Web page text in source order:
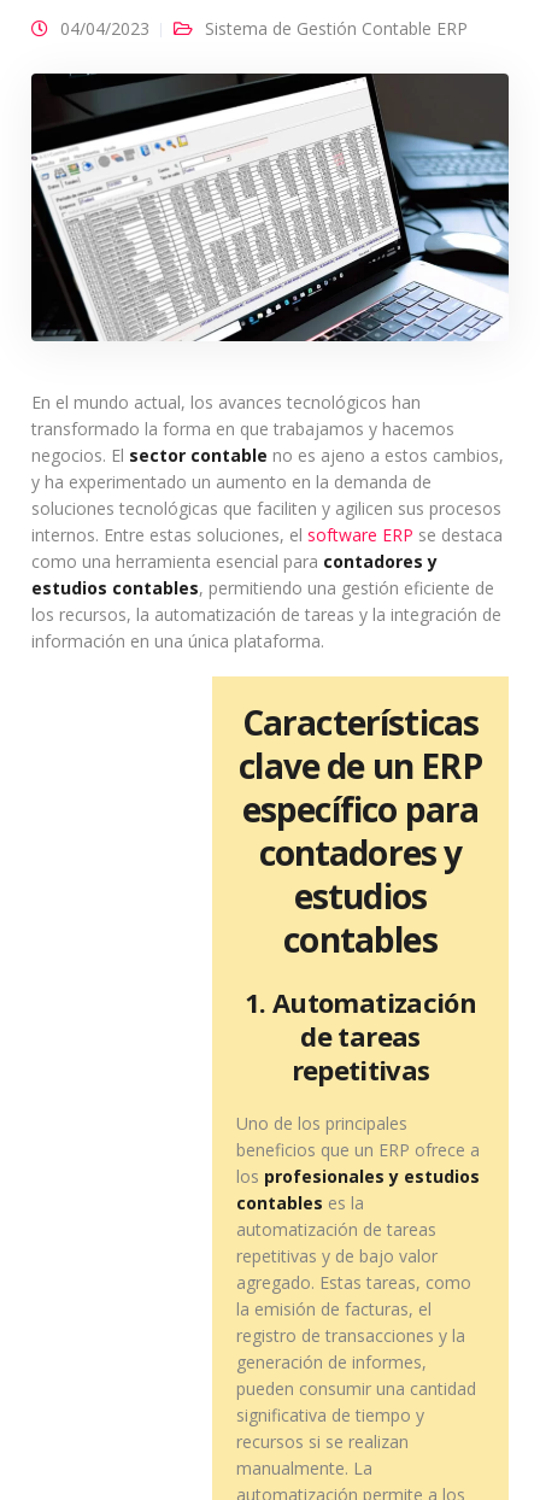
04/04/2023 Sistema de Gestión Contable ERP
En el mundo actual, los avances tecnológicos han
transformado la forma en que trabajamos y hacemos
negocios. El sector contable no es ajeno a estos cambios,
y ha experimentado un aumento en la demanda de
soluciones tecnológicas que faciliten y agilicen sus procesos
internos. Entre estas soluciones, elsoftware ERP se destaca
como una herramienta esencial para contadores y
estudios contables, permitiendo una gestión eficiente de
los recursos, la automatización de tareas y la integración de
información en una única plataforma.
Características
clave de un ERP
específico para
contadores y
estudios
contables
1. Automatización
de tareas
repetitivas
Uno de los principales
beneficios que un ERP ofrece a
los profesionales y estudios
contables es la
automatización de tareas
repetitivas y de bajo valor
agregado. Estas tareas, como
la emisión de facturas, el
registro de transacciones y la
generación de informes,
pueden consumir una cantidad
significativa de tiempo y
recursos si se realizan
manualmente. La
automatización permite a los